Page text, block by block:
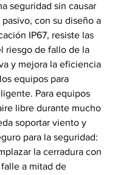
seguridad sin causar
con su diseño a
IP67, resiste las
riesgo de fallo de la
y mejora la eficiencia
equipos para
Para equipos
libre durante mucho
soportar viento y
para la seguridad:
la cerradura con
a mitad de